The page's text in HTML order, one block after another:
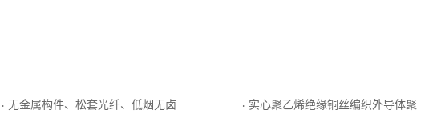
· 无金属构件、松套光纤、低烟无卤护套室内配线光缆GJPFH · 实心聚乙烯绝缘铜丝编织外导体聚氯乙烯护套射频同轴电缆